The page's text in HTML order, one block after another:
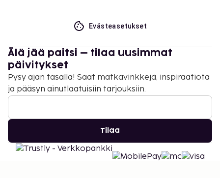
Evästeasetukset
Älä jää paitsi – tilaa uusimmat
päivitykset
Pysy ajan tasalla! Saat matkavinkkejä, inspiraatiota
ja pääsyn ainutlaatuisiin tarjouksiin.
Tilaa